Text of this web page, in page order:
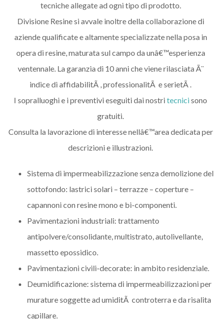
tecniche allegate ad ogni tipo di prodotto.
Divisione Resine si avvale inoltre della collaborazione di
aziende qualificate e altamente specializzate nella posa in
opera di resine, maturata sul campo da unâ€™esperienza
ventennale. La garanzia di 10 anni che viene rilasciata Ã¨
indice di affidabilitÃ , professionalitÃ e serietÃ .
I sopralluoghi e i preventivi eseguiti dai nostri tecnicisono
gratuiti.
Consulta la lavorazione di interesse nellâ€™area dedicata per
descrizioni e illustrazioni.
Sistema di impermeabilizzazione senza demolizione del
sottofondo: lastrici solari – terrazze – coperture –
capannoni con resine mono e bi-componenti.
Pavimentazioni industriali: trattamento
antipolvere/consolidante, multistrato, autolivellante,
massetto epossidico.
Pavimentazioni civili-decorate: in ambito residenziale.
Deumidificazione: sistema di impermeabilizzazioni per
murature soggette ad umiditÃ controterra e da risalita
capillare.